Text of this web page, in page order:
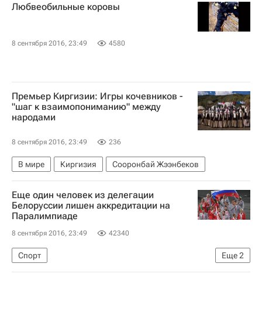
Любвеобильные коровы
8 сентября 2016, 23:49 4580
Премьер Киргизии: Игры кочевников -
"шаг к взаимопониманию" между
народами
8 сентября 2016, 23:49 236
В мире Киргизия Сооронбай Жээнбеков
Еще один человек из делегации
Белоруссии лишен аккредитации на
Паралимпиаде
8 сентября 2016, 23:49 42340
Еще2
Спорт
Акция белорусских паралимпийцев на открытии Игр